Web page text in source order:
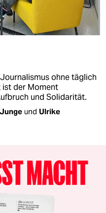
ohne täglich
der Moment
und Solidarität.
und Ulrike